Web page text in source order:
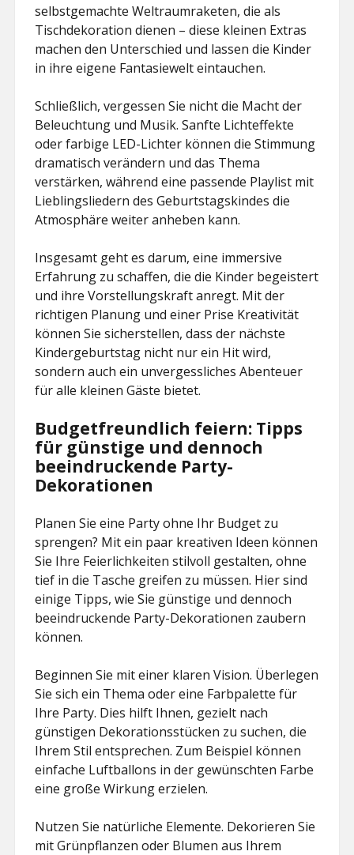
selbstgemachte Weltraumraketen, die als
Tischdekoration dienen – diese kleinen Extras
machen den Unterschied und lassen die Kinder
in ihre eigene Fantasiewelt eintauchen.
Schließlich, vergessen Sie nicht die Macht der
Beleuchtung und Musik. Sanfte Lichteffekte
oder farbige LED-Lichter können die Stimmung
dramatisch verändern und das Thema
verstärken, während eine passende Playlist mit
Lieblingsliedern des Geburtstagskindes die
Atmosphäre weiter anheben kann.
Insgesamt geht es darum, eine immersive
Erfahrung zu schaffen, die die Kinder begeistert
und ihre Vorstellungskraft anregt. Mit der
richtigen Planung und einer Prise Kreativität
können Sie sicherstellen, dass der nächste
Kindergeburtstag nicht nur ein Hit wird,
sondern auch ein unvergessliches Abenteuer
für alle kleinen Gäste bietet.
Budgetfreundlich feiern: Tipps
für günstige und dennoch
beeindruckende Party-
Dekorationen
Planen Sie eine Party ohne Ihr Budget zu
sprengen? Mit ein paar kreativen Ideen können
Sie Ihre Feierlichkeiten stilvoll gestalten, ohne
tief in die Tasche greifen zu müssen. Hier sind
einige Tipps, wie Sie günstige und dennoch
beeindruckende Party-Dekorationen zaubern
können.
Beginnen Sie mit einer klaren Vision. Überlegen
Sie sich ein Thema oder eine Farbpalette für
Ihre Party. Dies hilft Ihnen, gezielt nach
günstigen Dekorationsstücken zu suchen, die
Ihrem Stil entsprechen. Zum Beispiel können
einfache Luftballons in der gewünschten Farbe
eine große Wirkung erzielen.
Nutzen Sie natürliche Elemente. Dekorieren Sie
mit Grünpflanzen oder Blumen aus Ihrem